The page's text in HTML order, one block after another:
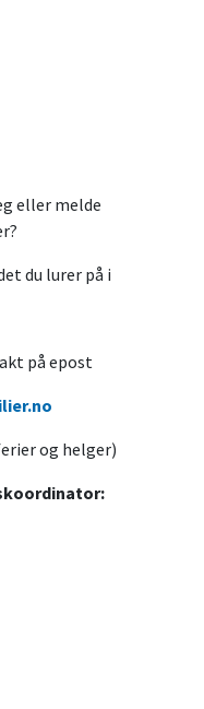
eller melde
du lurer på i
på epost
og helger)